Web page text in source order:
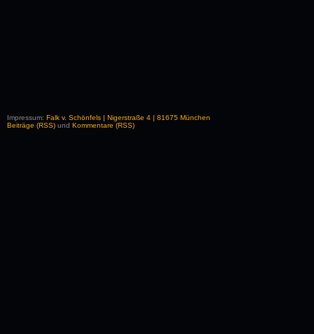
Impressum: Falk v. Schönfels | Nigerstraße 4 | 81675 München
Beiträge (RSS) und Kommentare (RSS)